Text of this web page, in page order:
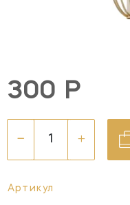
300 Р
Артикул